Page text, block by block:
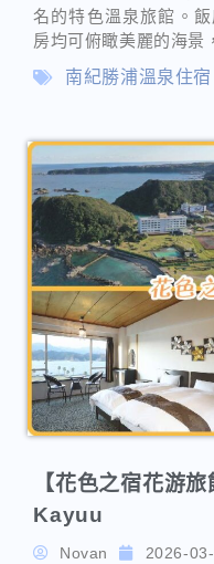
【花色之宿花游
Kayuu
Novan 2026-
花色之宿花游旅館（
歌山縣，這是一家將
了一個寧靜而溫馨的住
南紀勝浦溫泉住宿